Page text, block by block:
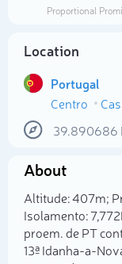
Proportional
Location
Portugal
Centro
39.890686
About
Altitude: 407m;
Isolamento:
proem. de PT
13ª Idanha-a-